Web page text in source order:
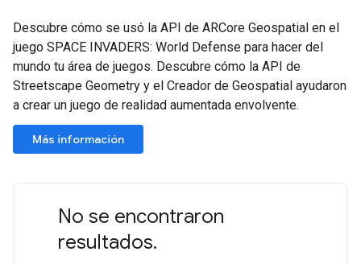
Descubre cómo se usó la API de ARCore Geospatial en el
juego SPACE INVADERS: World Defense para hacer del
mundo tu área de juegos. Descubre cómo la API de
Streetscape Geometry y el Creador de Geospatial ayudaron
a crear un juego de realidad aumentada envolvente.
Más información
No se encontraron
resultados.